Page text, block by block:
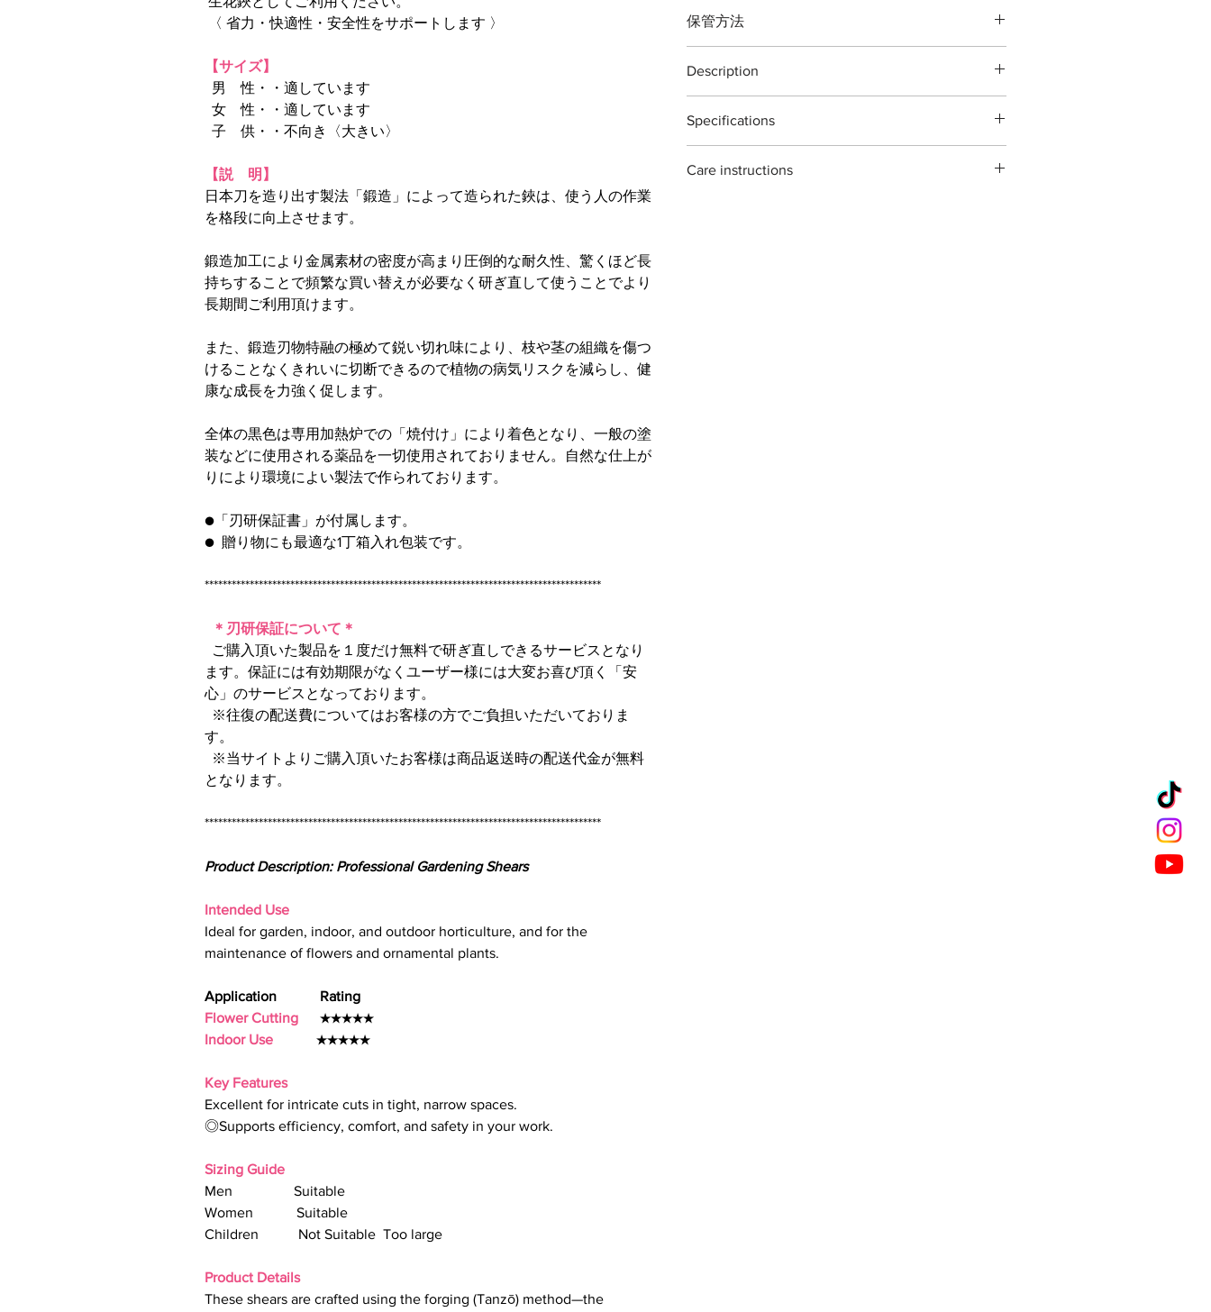
〈 省力・快適性・安全性をサポートします 〉
【サイズ】
男 性・・適しています
女 性・・適しています
子 供・・不向き〈大きい〉
【説 明】
日本刀を造り出す製法「鍛造」によって造られた鋏は、使う人の作業
を格段に向上させます。
鍛造加工により金属素材の密度が高まり圧倒的な耐久性、驚くほど長
持ちすることで頻繁な買い替えが必要なく研ぎ直して使うことでより
長期間ご利用頂けます。
また、鍛造刃物特融の極めて鋭い切れ味により、枝や茎の組織を傷つ
けることなくきれいに切断できるので植物の病気リスクを減らし、健
康な成長を力強く促します。
全体の黒色は専用加熱炉での「焼付け」により着色となり、一般の塗
装などに使用される薬品を一切使用されておりません。自然な仕上が
りにより環境によい製法で作られております。
●「刃研保証書」が付属します。
● 贈り物にも最適な1丁箱入れ包装です。
****************************************************************************************
＊刃研保証について＊
ご購入頂いた製品を１度だけ無料で研ぎ直しできるサービスとなり
ます。保証には有効期限がなくユーザー様には大変お喜び頂く「安
心」のサービスとなっております。
※往復の配送費についてはお客様の方でご負担いただいておりま
す。
※当サイトよりご購入頂いたお客様は商品返送時の配送代金が無料
となります。
****************************************************************************************
Product Description: Professional Gardening Shears
Intended Use
Ideal for garden, indoor, and outdoor horticulture, and for the
maintenance of flowers and ornamental plants.
Application Rating
Flower Cutting ★★★★★
Indoor Use ★★★★★
Key Features
Excellent for intricate cuts in tight, narrow spaces.
◎Supports efficiency, comfort, and safety in your work.
Sizing Guide
Men Suitable
Women Suitable
Children Not Suitable Too large
Product Details
These shears are crafted using the forging (Tanzō) method—the
刃渡：約５０ミリ
鋼材： 高炭素刃物鋼 -鍛造- JIS [ Japanese Industrial
Standards ]
付属：刃研保証書（１回無料券）
※手作り製品の為「寸法及び重量」は若干の違いがある
主に切り花・生花華道に使う鋏です。
植物以外の切断、無理な使い方をすると破損する場合が
※灌木・造花・針金・竹は切断できません。
保管方法
取り道具箱や室内での保管をおすすめいたします。汚れ
をふき取る際に刃物用油（ミシン油でもよい）で拭き取
ご自分で刃を研ぎ直される場合は専用の砥石・シャープ
ナーをお使い頂くようお願いします。 ※鋏に適した砥
石も販売しております。
Description
The T8D Ikebana shears are designed for general
garden use. ideal for pruning branches,roses,flower and
each piece is hand forged and sharpened using
Specifications
Size : 165mm
Care instructions